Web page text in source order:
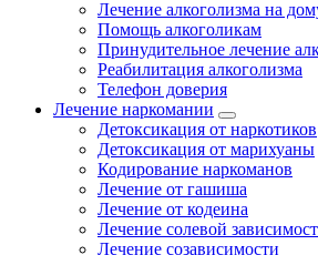
Лечение алкоголизма на
Помощь алкоголикам
Принудительное лечение
Реабилитация алкоголизма
Телефон доверия
Лечение наркомании
Детоксикация от наркотиков
Детоксикация от марихуаны
Кодирование наркоманов
Лечение от гашиша
Лечение от кодеина
Лечение солевой
Лечение созависимости